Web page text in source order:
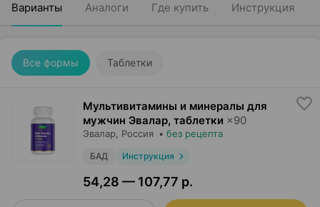
Варианты Аналоги Где купить Инструкция
Все формы Таблетки
Мультивитамины и минералы для
мужчин Эвалар, таблетки ×90
Эвалар , Россия • без рецепта
БАД Инструкция
54,28 — 107,77 р.